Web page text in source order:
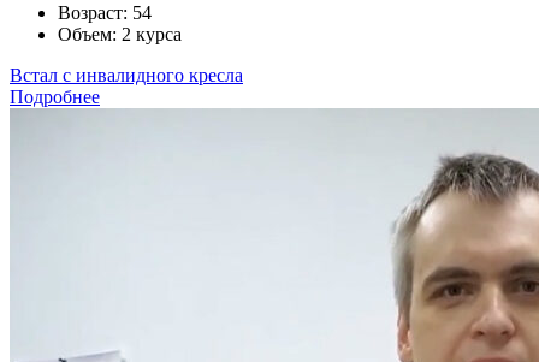
Возраст: 54
Объем: 2 курса
Встал с инвалидного кресла
Подробнее